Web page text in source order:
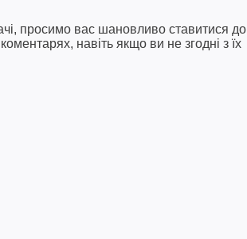
просимо вас шановливо ставитися до
навіть якщо ви не згодні з їх